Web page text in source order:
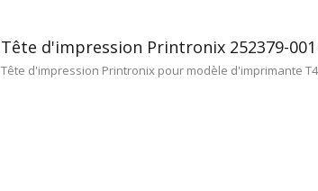
Tête d'impression Printronix 252379-001
Tête d'impression Printronix pour modèle d'imprimante